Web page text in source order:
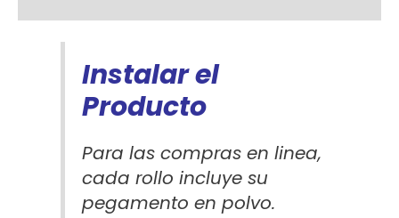
Instalar el
Producto
Para las compras en linea,
cada rollo incluye su
pegamento en polvo.